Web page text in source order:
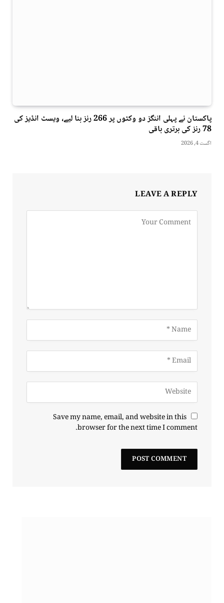
پاکستان نے پہلی اننگز دو وکٹوں پر 266 رنز بنا لیے، ویسٹ انڈیز کی
78 رنز کی برتری باقی
اگست 4, 2026
LEAVE A REPLY
Save my name, email, and website in this
browser for the next time I comment.